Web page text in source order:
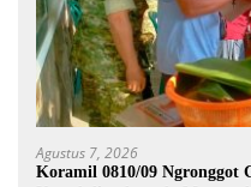
Agustus 7, 2026
Koramil 0810/09 Ngronggot